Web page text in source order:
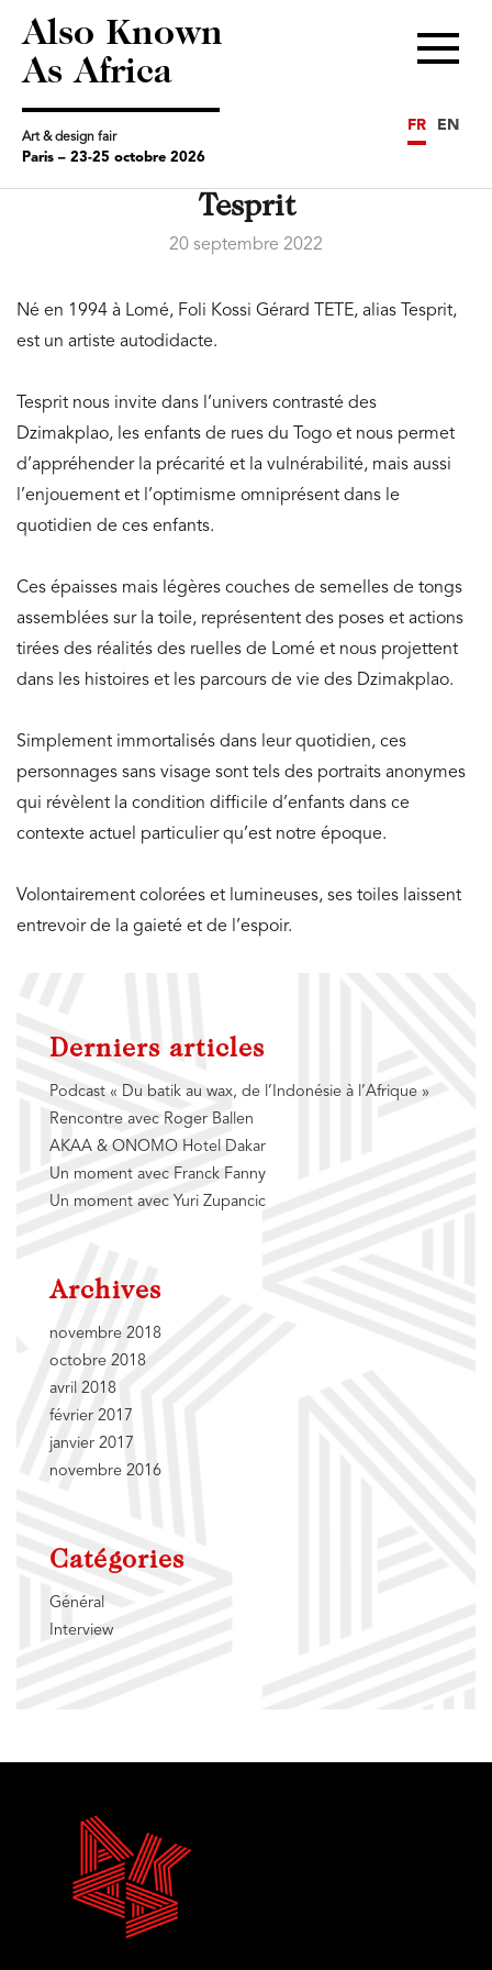
Also Known
As Africa
Art & design fair
Paris – 23-25 octobre 2026
Menu
FR EN
Tesprit
20 septembre 2022
Né en 1994 à Lomé, Foli Kossi Gérard TETE, alias Tesprit,
est un artiste autodidacte.
Tesprit nous invite dans l’univers contrasté des
Dzimakplao, les enfants de rues du Togo et nous permet
d’appréhender la précarité et la vulnérabilité, mais aussi
l’enjouement et l’optimisme omniprésent dans le
quotidien de ces enfants.
Ces épaisses mais légères couches de semelles de tongs
assemblées sur la toile, représentent des poses et actions
tirées des réalités des ruelles de Lomé et nous projettent
dans les histoires et les parcours de vie des Dzimakplao.
Simplement immortalisés dans leur quotidien, ces
personnages sans visage sont tels des portraits anonymes
qui révèlent la condition difficile d’enfants dans ce
contexte actuel particulier qu’est notre époque.
Volontairement colorées et lumineuses, ses toiles laissent
entrevoir de la gaieté et de l’espoir.
Derniers articles
Podcast « Du batik au wax, de l’Indonésie à l’Afrique »
Rencontre avec Roger Ballen
AKAA & ONOMO Hotel Dakar
Un moment avec Franck Fanny
Un moment avec Yuri Zupancic
Archives
novembre 2018
octobre 2018
avril 2018
février 2017
janvier 2017
novembre 2016
Catégories
Général
Interview